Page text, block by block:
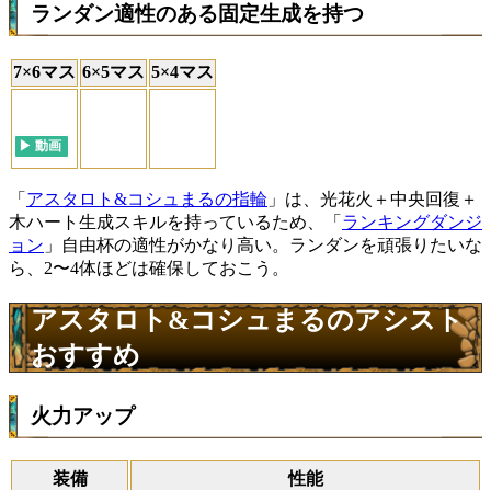
ランダン適性のある固定生成を持つ
7×6マス 6×5マス 5×4マス
「 アスタロト&コシュまるの指輪 」は、 光花火＋中央回復＋
木ハート生成スキルを持っているため、「 ランキングダンジ
ョン 」自由杯の適性がかなり高い。ランダンを頑張りたいな
ら、2〜4体ほどは確保しておこう。
アスタロト&コシュまるのアシスト
おすすめ
火力アップ
装備 性能